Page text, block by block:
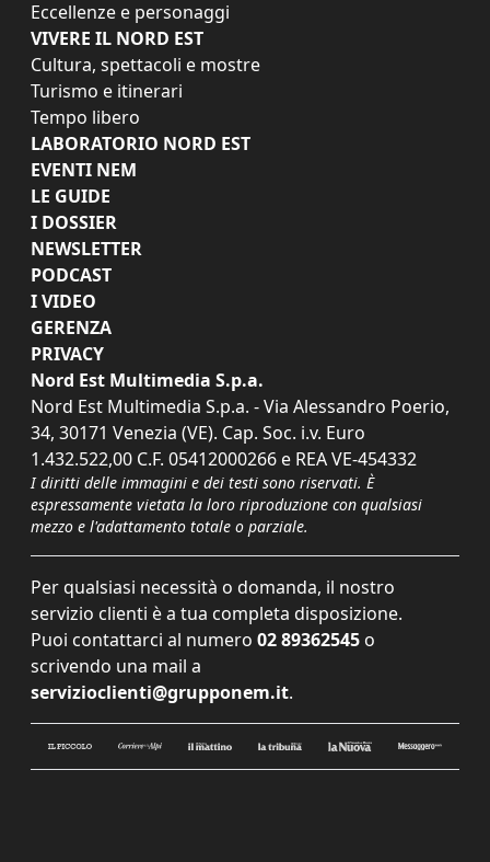
Eccellenze e personaggi
VIVERE IL NORD EST
Cultura, spettacoli e mostre
Turismo e itinerari
Tempo libero
LABORATORIO NORD EST
EVENTI NEM
LE GUIDE
I DOSSIER
NEWSLETTER
PODCAST
I VIDEO
GERENZA
PRIVACY
Nord Est Multimedia S.p.a.
Nord Est Multimedia S.p.a. - Via Alessandro Poerio,
34, 30171 Venezia (VE). Cap. Soc. i.v. Euro
1.432.522,00 C.F. 05412000266 e REA VE-454332
I diritti delle immagini e dei testi sono riservati. È
espressamente vietata la loro riproduzione con qualsiasi
mezzo e l'adattamento totale o parziale.
Per qualsiasi necessità o domanda, il nostro
servizio clienti è a tua completa disposizione.
Puoi contattarci al numero 02 89362545 o
scrivendo una mail a
servizioclienti@grupponem.it.